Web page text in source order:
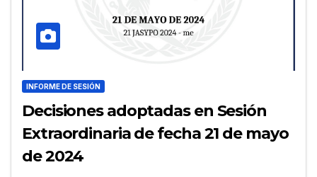
INFORME DE SESIÓN
Decisiones adoptadas en Sesión
Extraordinaria de fecha 21 de mayo
de 2024